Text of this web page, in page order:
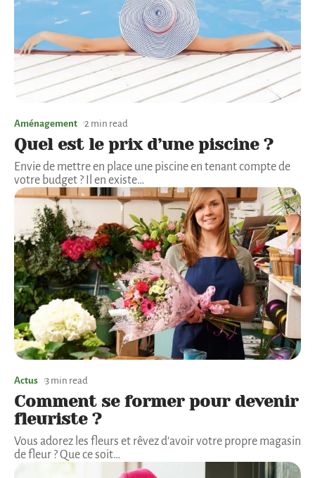
Aménagement 2 min read
Quel est le prix d’une piscine ?
Envie de mettre en place une piscine en tenant compte de
votre budget ? Il en existe…
Actus 3 min read
Comment se former pour devenir
fleuriste ?
Vous adorez les fleurs et rêvez d'avoir votre propre magasin
de fleur ? Que ce soit…